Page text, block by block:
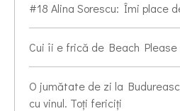
#18 Alina Sorescu: Îmi place
Cui îi e frică de Beach Please
O jumătate de zi la
cu vinul. Toți fericiți